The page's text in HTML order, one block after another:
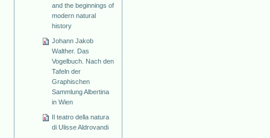
and the beginnings of
modern natural
history
Johann Jakob
Walther. Das
Vogelbuch. Nach den
Tafeln der
Graphischen
Sammlung Albertina
in Wien
Il teatro della natura
di Ulisse Aldrovandi